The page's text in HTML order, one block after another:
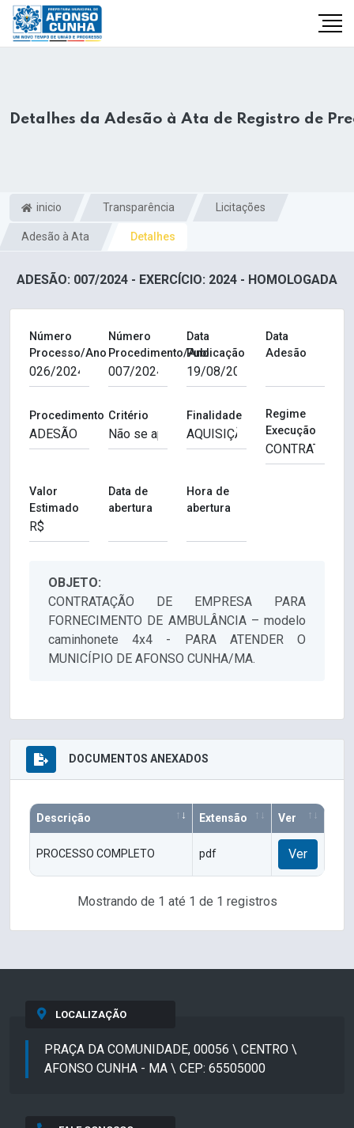
Detalhes da Adesão à Ata de Registro de
inicio Transparência Licitações
Adesão à Ata Detalhes
ADESÃO: 007/2024 - EXERCÍCIO: 2024 - HOMOLOGADA
Número
Processo/Ano
Número
Procedimento/Ano
Data
Publicação
Data
Adesão
Procedimento Critério Finalidade
Regime
Execução
Valor
Estimado
Data de
abertura
Hora de
abertura
OBJETO:
CONTRATAÇÃO DE EMPRESA PARA
FORNECIMENTO DE AMBULÂNCIA – modelo
caminhonete 4x4 - PARA ATENDER O
MUNICÍPIO DE AFONSO CUNHA/MA.
DOCUMENTOS ANEXADOS
Descrição Extensão Ver
PROCESSO COMPLETO pdf Ver
Mostrando de 1 até 1 de 1 registros
LOCALIZAÇÃO
PRAÇA DA COMUNIDADE, 00056 \ CENTRO \
AFONSO CUNHA - MA \ CEP: 65505000